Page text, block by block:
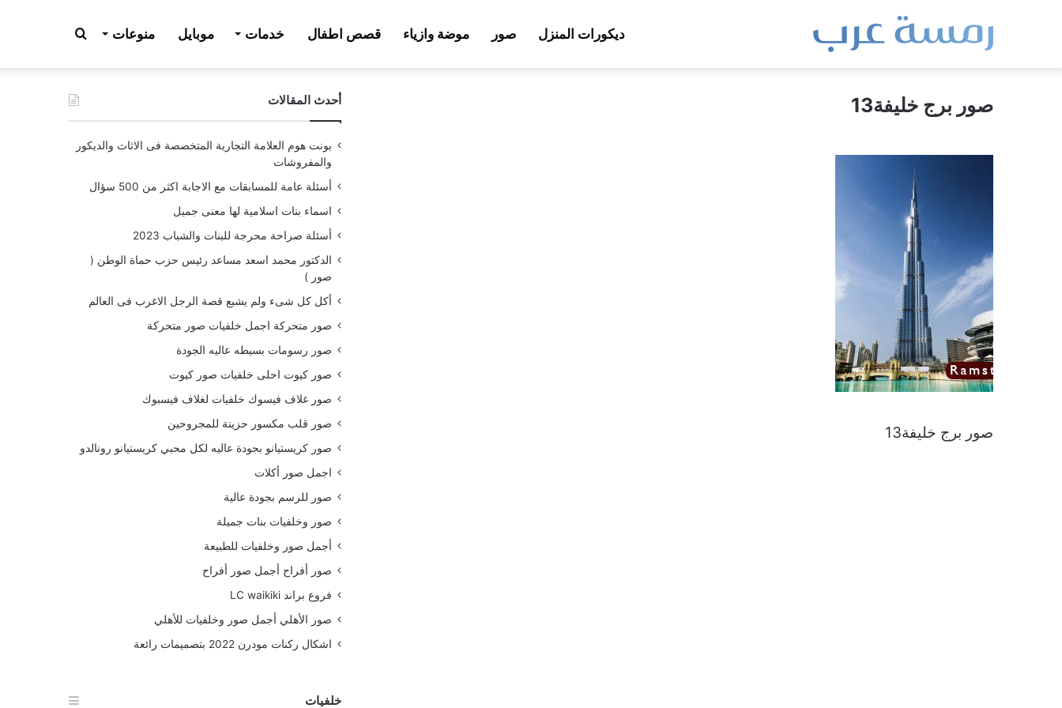
ديكورات المنزل صور موضة وازياء قصص اطفال خدمات موبايل منوعات بحث
عن صور برج خليفة13
صور برج خليفة13
أحدث المقالات
بونت هوم العلامة التجارية المتخصصة فى الاثاث والديكور
والمفروشات
أسئلة عامة للمسابقات مع الاجابة اكثر من 500 سؤال
اسماء بنات اسلامية لها معنى جميل
أسئلة صراحة محرجة للبنات والشباب 2023
الدكتور محمد اسعد مساعد رئيس حزب حماة الوطن (
صور )
أكل كل شىء ولم يشبع قصة الرجل الاغرب فى العالم
صور متحركة اجمل خلفيات صور متحركة
صور رسومات بسيطه عاليه الجودة
صور كيوت احلى خلفيات صور كيوت
صور غلاف فيسوك خلفيات لغلاف فيسبوك
صور قلب مكسور حزينة للمجروحين
صور كريستيانو بجودة عاليه لكل محبي كريستيانو رونالدو
اجمل صور أكلات
صور للرسم بجودة عالية
صور وخلفيات بنات جميلة
أجمل صور وخلفيات للطبيعة
صور أفراح أجمل صور أفراح
فروع براند LC waikiki
صور الأهلي أجمل صور وخلفيات للأهلي
اشكال ركنات مودرن 2022 بتصميمات رائعة
خلفيات